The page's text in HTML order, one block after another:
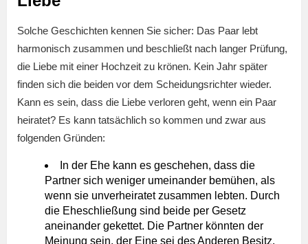
Solche Geschichten kennen Sie sicher: Das Paar lebt
harmonisch zusammen und beschließt nach langer Prüfung,
die Liebe mit einer Hochzeit zu krönen. Kein Jahr später
finden sich die beiden vor dem Scheidungsrichter wieder.
Kann es sein, dass die Liebe verloren geht, wenn ein Paar
heiratet? Es kann tatsächlich so kommen und zwar aus
folgenden Gründen:
In der Ehe kann es geschehen, dass die
Partner sich weniger umeinander bemühen, als
wenn sie unverheiratet zusammen lebten. Durch
die Eheschließung sind beide per Gesetz
aneinander gekettet. Die Partner könnten der
Meinung sein, der Eine sei des Anderen Besitz.